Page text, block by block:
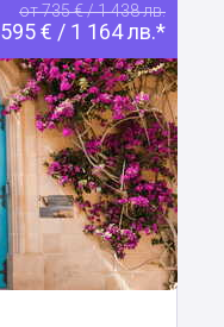
от 735 € / 1 438 лв.
595 € / 1 164 лв.*